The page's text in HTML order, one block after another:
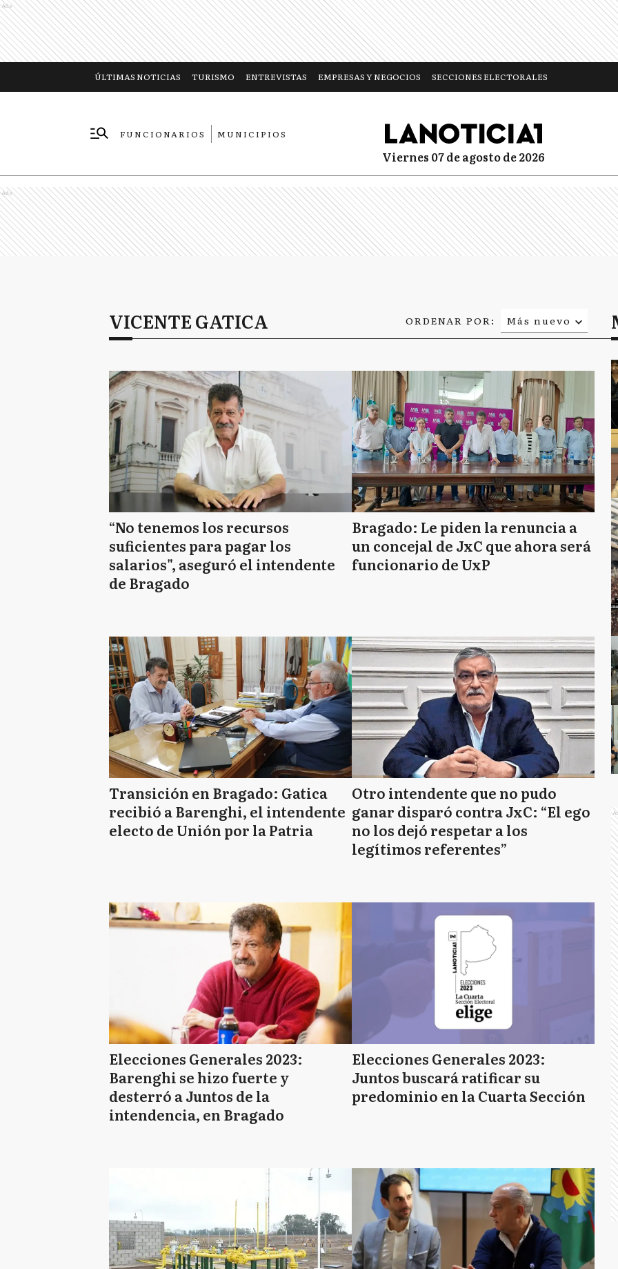
Ads
ÚLTIMAS NOTICIAS TURISMO ENTREVISTAS EMPRESAS Y NEGOCIOS SECCIONES ELECTORALES
FUNCIONARIOS
MUNICIPIOS
viernes 07 de agosto de 2026
Ads
VICENTE GATICA ORDENAR POR:
Más nuevo
Relevancia
“No tenemos los recursos
suficientes para pagar los
salarios", aseguró el intendente
de Bragado
Bragado: Le piden la renuncia a
un concejal de JxC que ahora será
funcionario de UxP
Transición en Bragado: Gatica
recibió a Barenghi, el intendente
electo de Unión por la Patria
Otro intendente que no pudo
ganar disparó contra JxC: “El ego
no los dejó respetar a los
legítimos referentes”
Elecciones Generales 2023:
Barenghi se hizo fuerte y
desterró a Juntos de la
intendencia, en Bragado
Elecciones Generales 2023:
Juntos buscará ratificar su
predominio en la Cuarta Sección